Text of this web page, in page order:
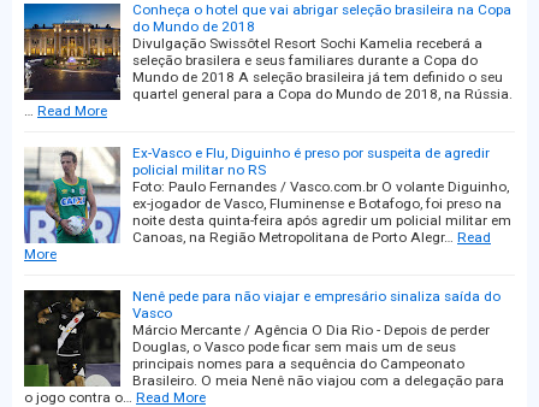
Conheça o hotel que vai abrigar seleção brasileira na Copa
do Mundo de 2018
Divulgação Swissôtel Resort Sochi Kamelia receberá a
seleção brasilera e seus familiares durante a Copa do
Mundo de 2018 A seleção brasileira já tem definido o seu
quartel general para a Copa do Mundo de 2018, na Rússia.
… Read More
Ex-Vasco e Flu, Diguinho é preso por suspeita de agredir
policial militar no RS
Foto: Paulo Fernandes / Vasco.com.br O volante Diguinho,
ex-jogador de Vasco, Fluminense e Botafogo, foi preso na
noite desta quinta-feira após agredir um policial militar em
Canoas, na Região Metropolitana de Porto Alegr… Read
More
Nenê pede para não viajar e empresário sinaliza saída do
Vasco
Márcio Mercante / Agência O Dia Rio - Depois de perder
Douglas, o Vasco pode ficar sem mais um de seus
principais nomes para a sequência do Campeonato
Brasileiro. O meia Nenê não viajou com a delegação para
o jogo contra o… Read More